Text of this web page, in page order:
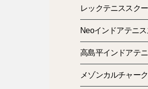
レックテニススク
Neoインドアテニ
高島平インドアテ
メゾンカルチャー